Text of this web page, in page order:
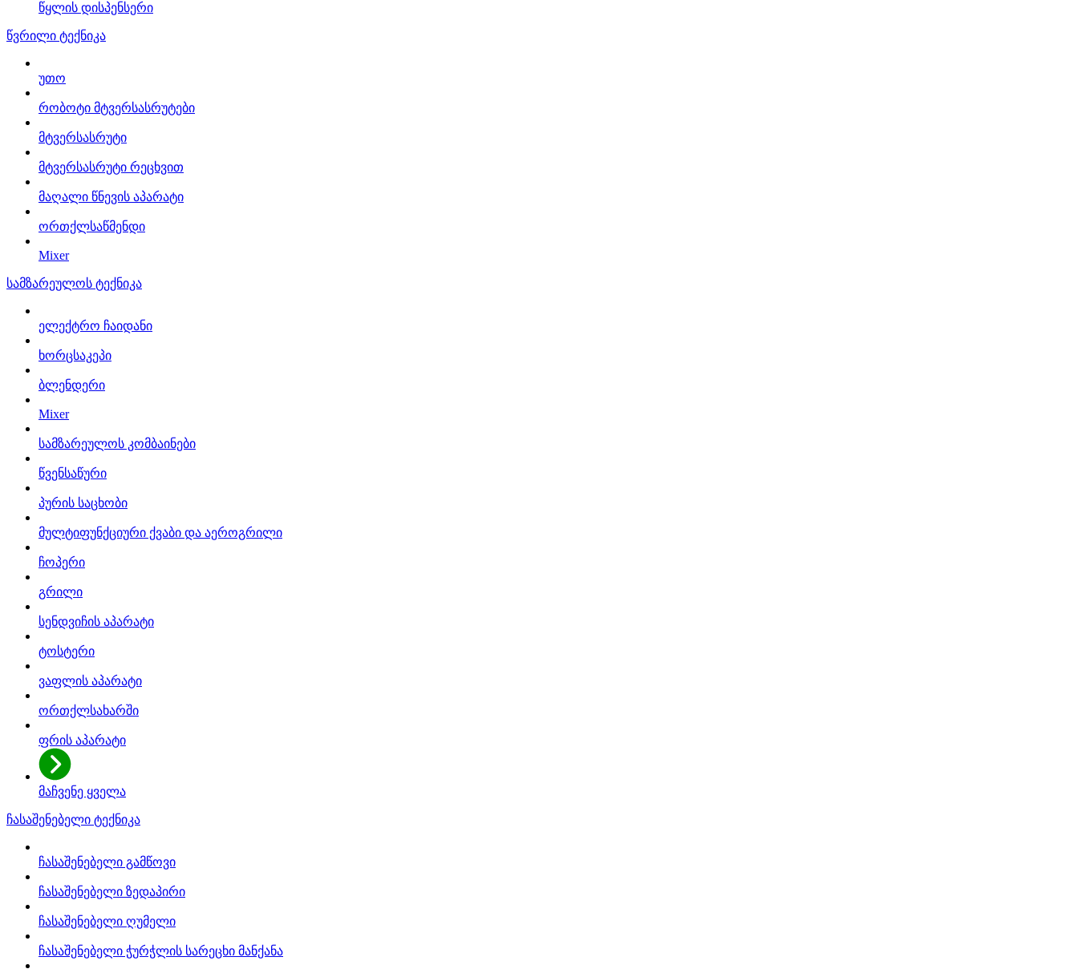
წყლის დისპენსერი
წვრილი ტექნიკა
უთო
რობოტი მტვერსასრუტები
მტვერსასრუტი
მტვერსასრუტი რეცხვით
მაღალი წნევის აპარატი
ორთქლსაწმენდი
Mixer
სამზარეულოს ტექნიკა
ელექტრო ჩაიდანი
ხორცსაკეპი
ბლენდერი
Mixer
სამზარეულოს კომბაინები
წვენსაწური
პურის საცხობი
მულტიფუნქციური ქვაბი და აეროგრილი
ჩოპერი
გრილი
სენდვიჩის აპარატი
ტოსტერი
ვაფლის აპარატი
ორთქლსახარში
ფრის აპარატი
მაჩვენე ყველა
ჩასაშენებელი ტექნიკა
ჩასაშენებელი გამწოვი
ჩასაშენებელი ზედაპირი
ჩასაშენებელი ღუმელი
ჩასაშენებელი ჭურჭლის სარეცხი მანქანა